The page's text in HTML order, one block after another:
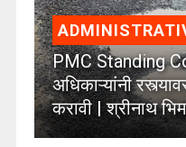
PMC Standing
अधिकाऱ्यांनी
करावी | श्रीनाथ